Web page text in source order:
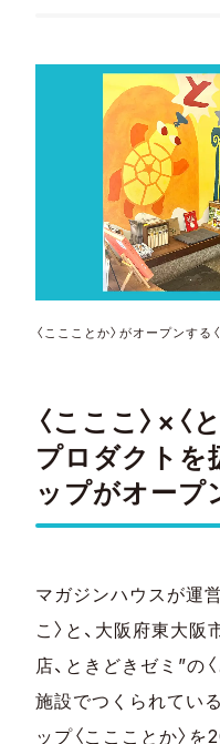
〈ここことか〉がオープンする
〈こここ〉×〈
プロダクトを
ップがオープ
マガジンハウスが運
こ〉と、大阪府東大
店、ときどきゼミ”の
施設でつくられてい
ップ〈ここことか〉